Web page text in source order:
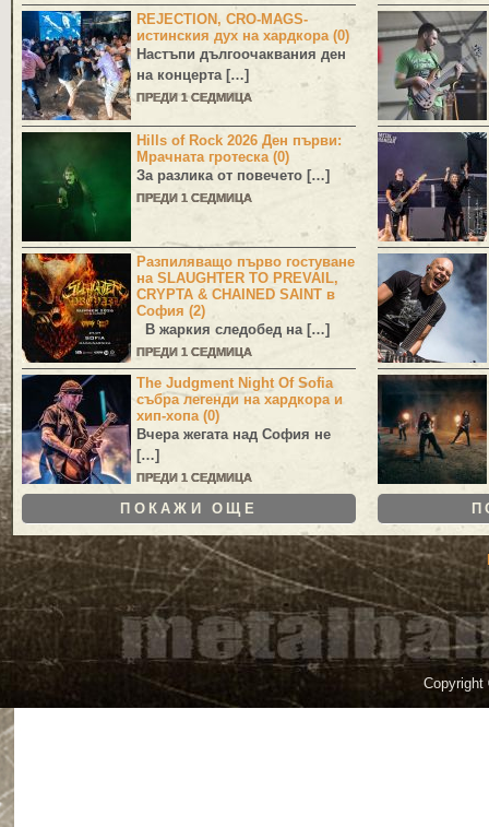
REJECTION, CRO-MAGS-
истинския дух на хардкора (0)
Настъпи дългоочаквания ден
на концерта […]
ПРЕДИ 1 СЕДМИЦА
Hills of Rock 2026 Ден първи:
Мрачната гротеска (0)
За разлика от повечето […]
ПРЕДИ 1 СЕДМИЦА
Разпиляващо първо гостуване
на SLAUGHTER TO PREVAIL,
CRYPTA & CHAINED SAINT в
София (2)
В жаркия следобед на […]
ПРЕДИ 1 СЕДМИЦА
The Judgment Night Of Sofia
събра легенди на хардкора и
хип-хопа (0)
Вчера жегата над София не
[…]
ПРЕДИ 1 СЕДМИЦА
ПОКАЖИ ОЩЕ